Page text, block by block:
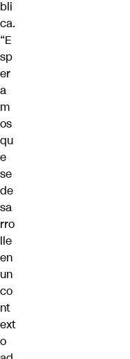
bli
ca.
“E
sp
er
a
m
os
qu
e
se
de
sa
rro
lle
en
un
co
nt
ext
o